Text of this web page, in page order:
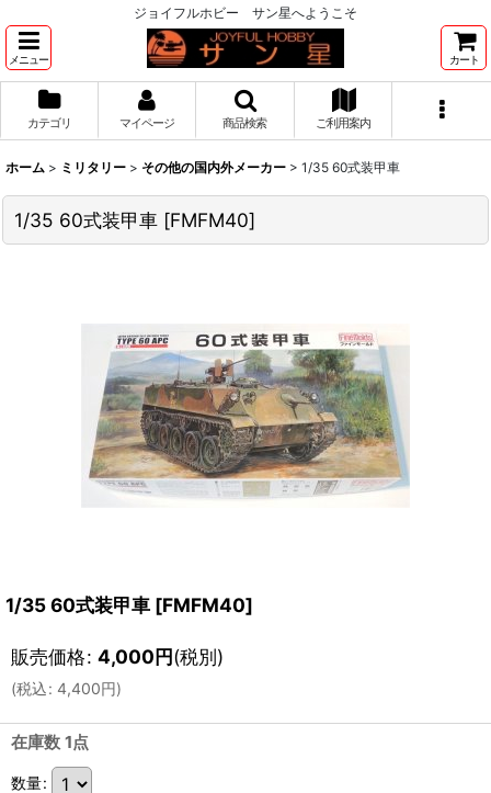
ジョイフルホビー サン星へようこそ
メニュー カート
カテゴリ マイページ 商品検索 ご利用案内
ホーム > ミリタリー > その他の国内外メーカー > 1/35 60式装甲車
1/35 60式装甲車 [FMFM40]
1/35 60式装甲車 [FMFM40]
販売価格: 4,000円(税別)
(税込: 4,400円)
在庫数 1点
数量: